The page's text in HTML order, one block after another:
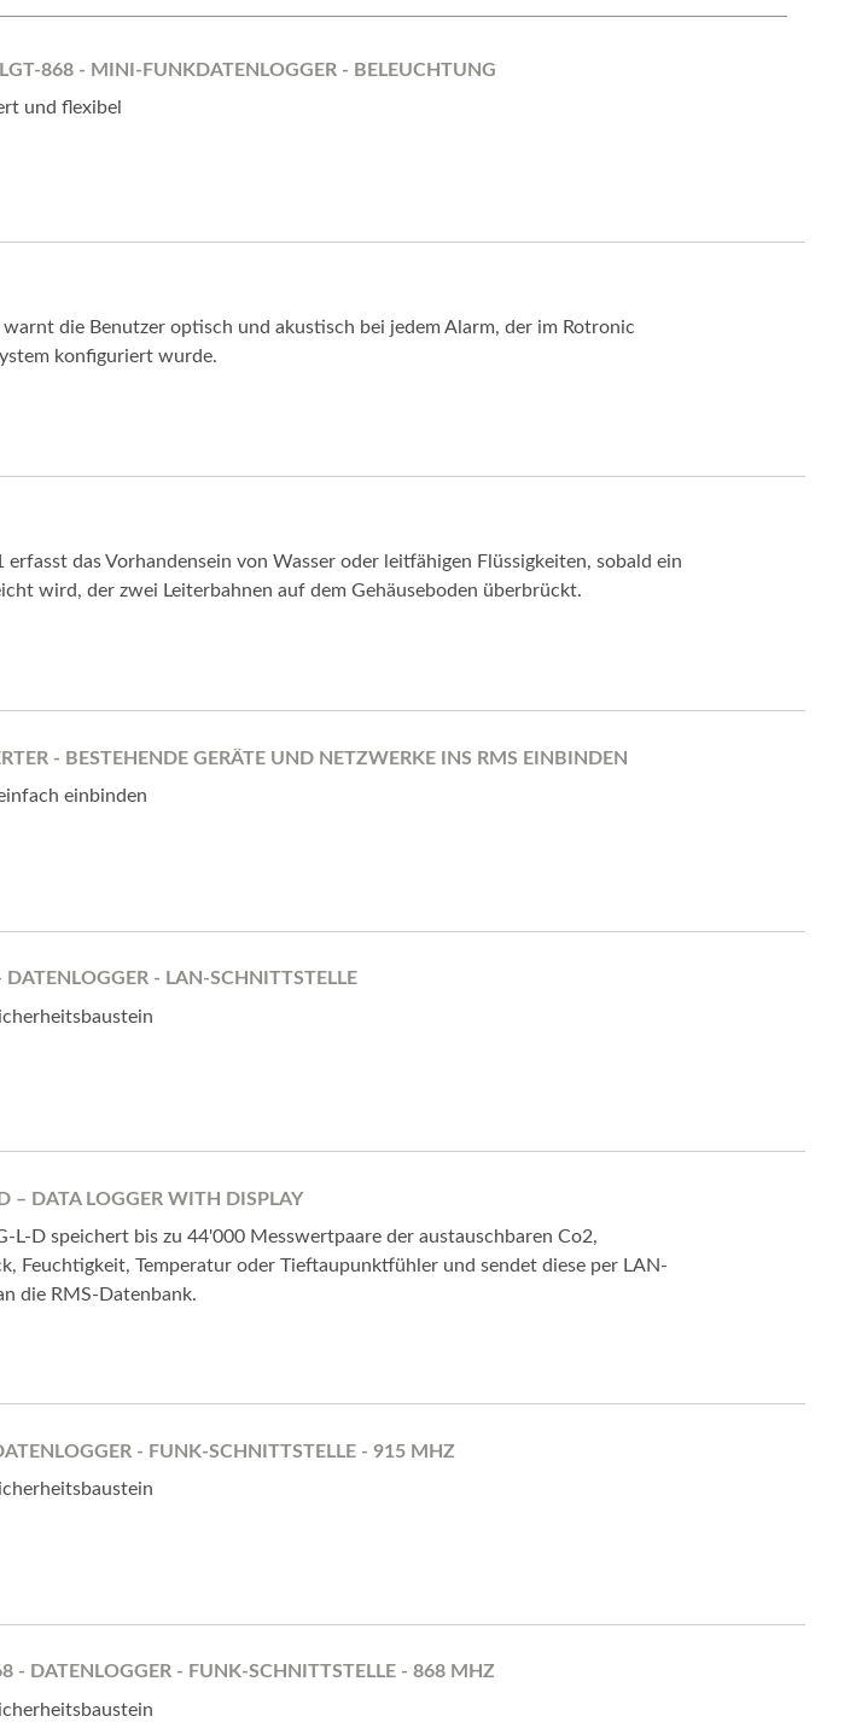
868 - MINI-FUNKDATENLOGGER - BELEUCHTUNG
und flexibel
die Benutzer optisch und akustisch bei jedem Alarm, der im Rotronic
konfiguriert wurde.
erfasst das Vorhandensein von Wasser oder leitfähigen Flüssigkeiten, sobald ein
wird, der zwei Leiterbahnen auf dem Gehäuseboden überbrückt.
- BESTEHENDE GERÄTE UND NETZWERKE INS RMS EINBINDEN
einbinden
DATENLOGGER - LAN-SCHNITTSTELLE
– DATA LOGGER WITH DISPLAY
L-D speichert bis zu 44'000 Messwertpaare der austauschbaren Co2,
Feuchtigkeit, Temperatur oder Tieftaupunktfühler und sendet diese per LAN-
die RMS-Datenbank.
- FUNK-SCHNITTSTELLE - 915 MHZ
- DATENLOGGER - FUNK-SCHNITTSTELLE - 868 MHZ